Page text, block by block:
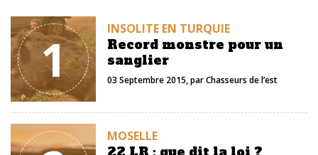
1 INSOLITE EN TURQUIE
Record monstre pour un
sanglier
03 Septembre 2015, parChasseurs de l’est
MOSELLE